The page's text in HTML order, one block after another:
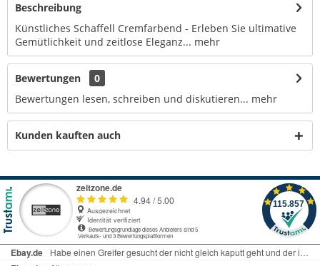
Beschreibung
Künstliches Schaffell Cremfarbend - Erleben Sie ultimative
Gemütlichkeit und zeitlose Eleganz... mehr
Bewertungen
0
Bewertungen lesen, schreiben und diskutieren... mehr
Kunden kauften auch